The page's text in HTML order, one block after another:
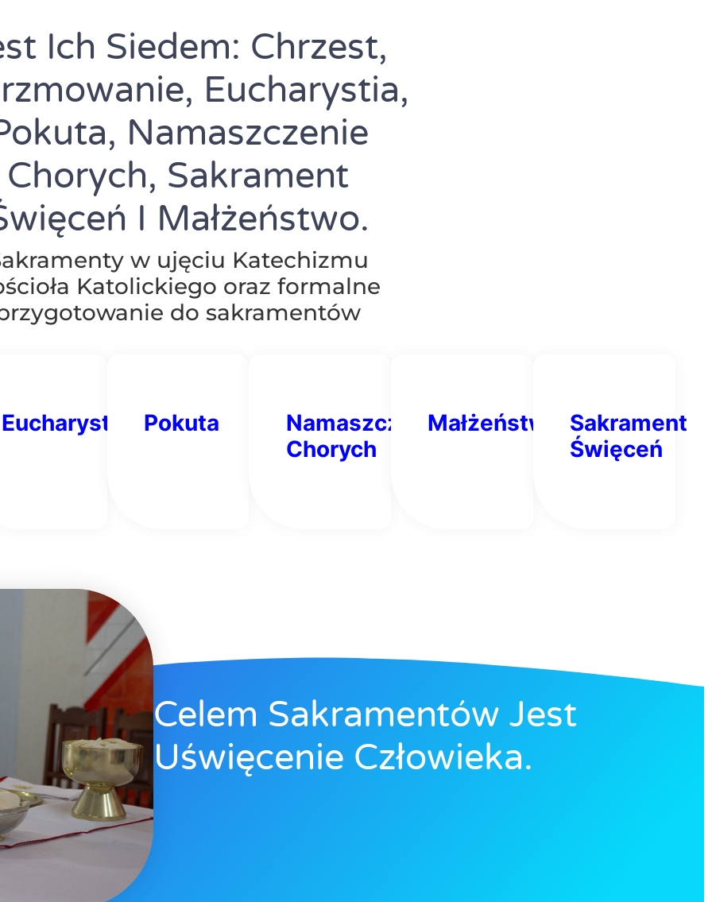
Ich Siedem: Chrzest,
Eucharystia,
Namaszczenie
Chorych, Sakrament
I Małżeństwo.
w ujęciu Katechizmu
Katolickiego oraz formalne
do sakramentów
Eucharystia Pokuta
Namaszczenie
Chorych
Małżeństwo
Sakrament
Święceń
Celem Sakramentów Jest
Uświęcenie Człowieka.